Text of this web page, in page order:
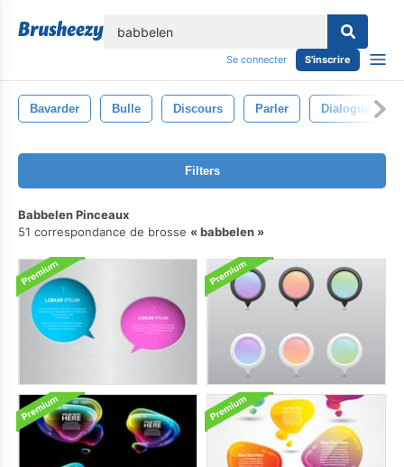
Se connecter S'inscrire
Bavarder Bulle Discours Parler Dialogue
Filters
Babbelen Pinceaux
51 correspondance de brosse
babbelen